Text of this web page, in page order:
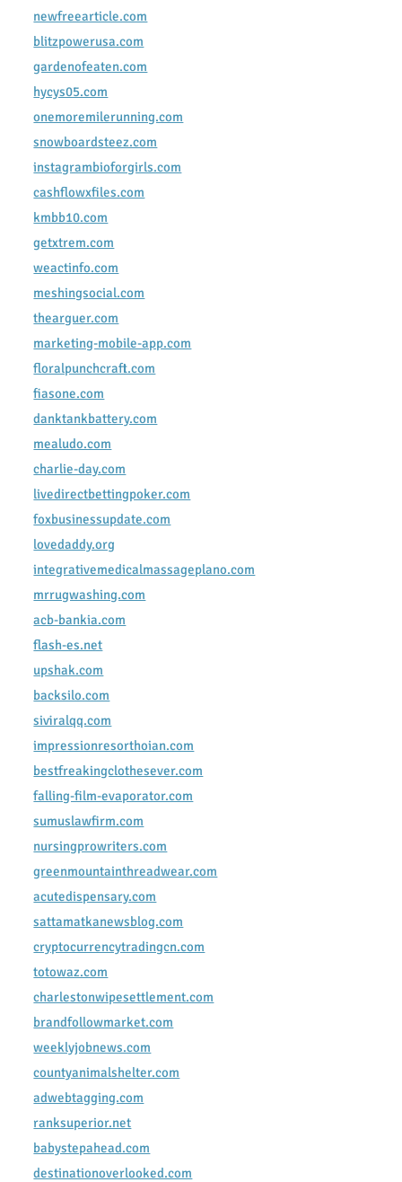
newfreearticle.com
blitzpowerusa.com
gardenofeaten.com
hycys05.com
onemoremilerunning.com
snowboardsteez.com
instagrambioforgirls.com
cashflowxfiles.com
kmbb10.com
getxtrem.com
weactinfo.com
meshingsocial.com
thearguer.com
marketing-mobile-app.com
floralpunchcraft.com
fiasone.com
danktankbattery.com
mealudo.com
charlie-day.com
livedirectbettingpoker.com
foxbusinessupdate.com
lovedaddy.org
integrativemedicalmassageplano.com
mrrugwashing.com
acb-bankia.com
flash-es.net
upshak.com
backsilo.com
siviralqq.com
impressionresorthoian.com
bestfreakingclothesever.com
falling-film-evaporator.com
sumuslawfirm.com
nursingprowriters.com
greenmountainthreadwear.com
acutedispensary.com
sattamatkanewsblog.com
cryptocurrencytradingcn.com
totowaz.com
charlestonwipesettlement.com
brandfollowmarket.com
weeklyjobnews.com
countyanimalshelter.com
adwebtagging.com
ranksuperior.net
babystepahead.com
destinationoverlooked.com